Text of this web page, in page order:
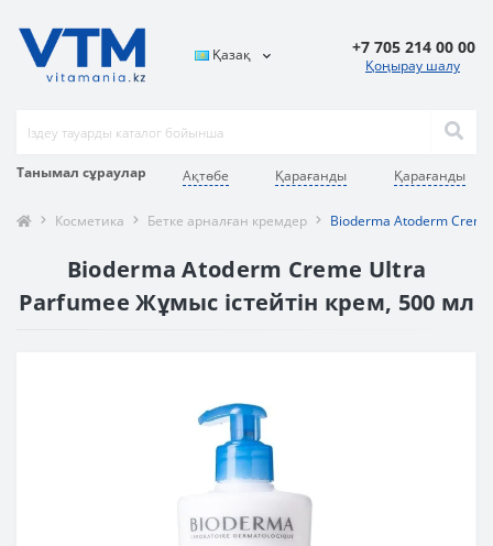
Танымал сұраулар Ақтөбе Қарағанды Қарағанды
Қазақ +7 705 214 00 00
Қоңырау шалу
Косметика Бетке арналған кремдер Bioderma Atoderm
Bioderma Atoderm Creme Ultra
Parfumee Жұмыс істейтін крем, 500 мл